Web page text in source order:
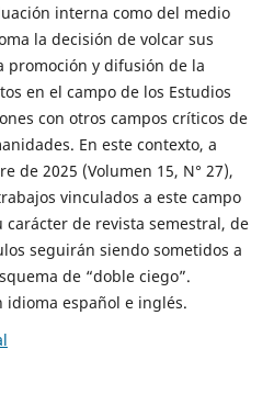
interna como del medio
la decisión de volcar sus
promoción y difusión de la
en el campo de los Estudios
con otros campos críticos de
En este contexto, a
de 2025 (Volumen 15, N° 27),
vinculados a este campo
de revista semestral, de
seguirán siendo sometidos a
de “doble ciego”.
idioma español e inglés.